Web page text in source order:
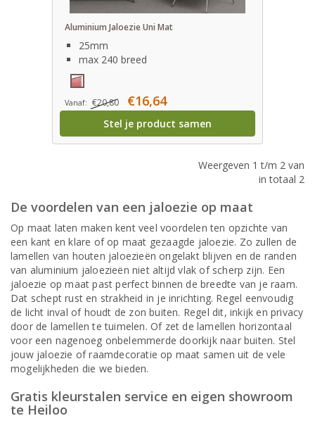
Aluminium Jaloezie Uni Mat
25mm
max 240 breed
Vanaf: €20,80 €16,64
Stel je product samen
Weergeven 1 t/m 2 van
in totaal 2
De voordelen van een jaloezie op maat
Op maat laten maken kent veel voordelen ten opzichte van
een kant en klare of op maat gezaagde jaloezie. Zo zullen de
lamellen van houten jaloezieën ongelakt blijven en de randen
van aluminium jaloezieën niet altijd vlak of scherp zijn. Een
jaloezie op maat past perfect binnen de breedte van je raam.
Dat schept rust en strakheid in je inrichting. Regel eenvoudig
de licht inval of houdt de zon buiten. Regel dit, inkijk en privacy
door de lamellen te tuimelen. Of zet de lamellen horizontaal
voor een nagenoeg onbelemmerde doorkijk naar buiten. Stel
jouw jaloezie of raamdecoratie op maat samen uit de vele
mogelijkheden die we bieden.
Gratis kleurstalen service en eigen showroom
te Heiloo